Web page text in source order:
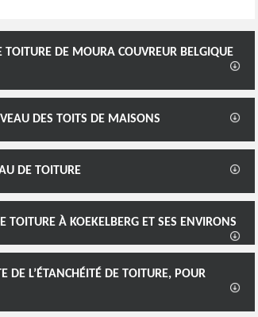
TOITURE DE MOURA COUVREUR BELGIQUE
DES TOITS DE MAISONS
DE TOITURE
TOITURE À KOEKELBERG ET SES ENVIRONS
DE L’ÉTANCHÉITÉ DE TOITURE, POUR